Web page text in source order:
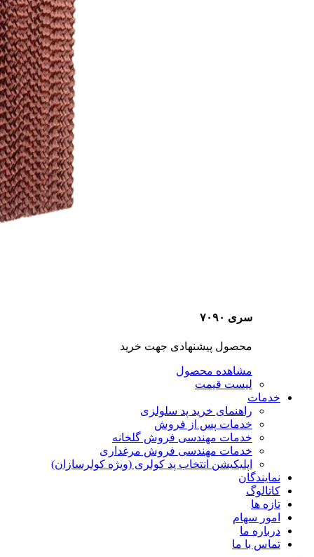
سری ۷۰۹۰
محصول پیشنهادی جهت خرید
مشاهده محصول
لیست قیمت
خدمات
راهنمای خرید پد سلولزی
خدمات پس از فروش
خدمات مهندسی فروش گلخانه
خدمات مهندسی فروش مرغداری
اپلیکیشن انتخاب پد کولری (ویژه کولرسازان)
نمایندگان
کاتالوگ
تازه ها
امور سهام
درباره ما
تماس با ما